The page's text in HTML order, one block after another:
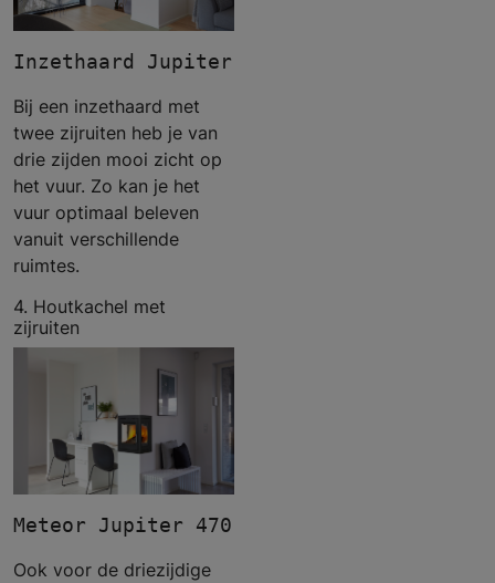
Inzethaard Jupiter 550 XL driezijdig -
Bij een inzethaard met
twee zijruiten heb je van
drie zijden mooi zicht op
het vuur. Zo kan je het
vuur optimaal beleven
vanuit verschillende
ruimtes.
4. Houtkachel met
zijruiten
Meteor Jupiter 470 high driezijdig
Ook voor de driezijdige